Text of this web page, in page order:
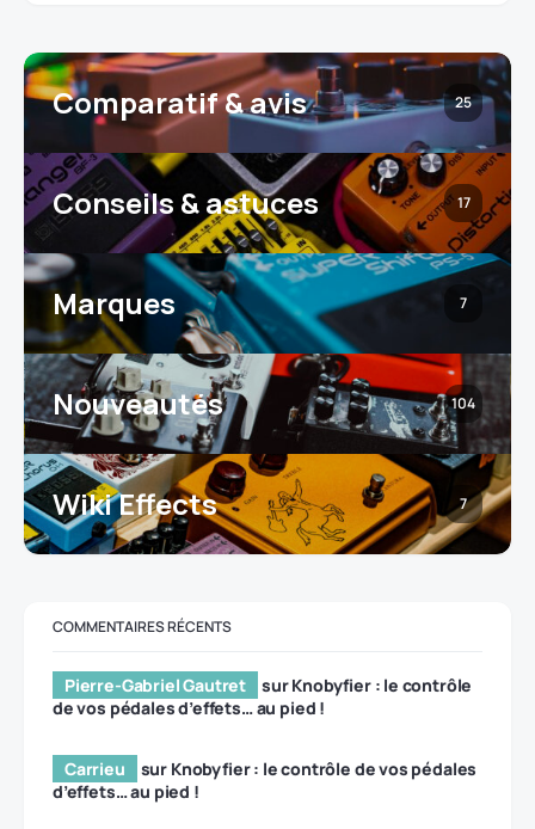
Comparatif & avis 25
Conseils & astuces 17
Marques 7
Nouveautés 104
Wiki Effects 7
COMMENTAIRES RÉCENTS
Pierre-Gabriel Gautret surKnobyfier : le contrôle
de vos pédales d’effets… au pied !
Carrieu sur Knobyfier : le contrôle de vos pédales
d’effets… au pied !